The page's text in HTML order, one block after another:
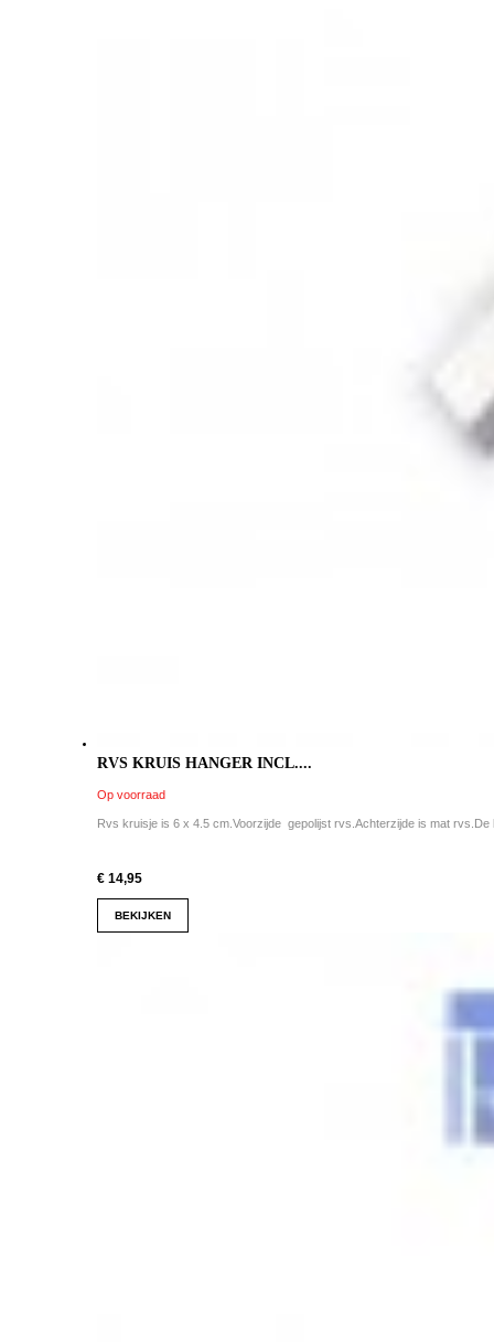
RVS KRUIS HANGER INCL....
Op voorraad
Rvs kruisje is 6 x 4.5 cm.Voorzijde gepolijst rvs.Achterzijde is mat rvs.De
€ 14,95
BEKIJKEN